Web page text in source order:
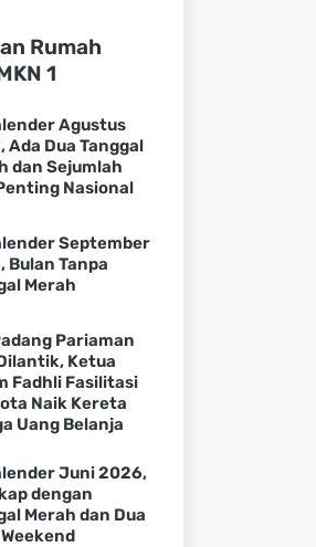
Rumah
1
Agustus
Ada Dua Tanggal
dan Sejumlah
Nasional
September
Bulan Tanpa
Merah
Pariaman
Ketua
Fadhli Fasilitasi
Naik Kereta
Uang Belanja
Juni 2026,
dengan
Merah dan Dua